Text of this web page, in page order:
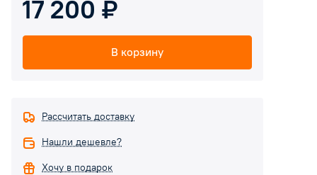
80°C.
Максимальное входное давление: 25 bar. Выходное давление
может быть выставлено от 0,5 до 6 bar. Заводская установка: 3
17 200 ₽
В корзину
Рассчитать доставку
Нашли дешевле?
Хочу в подарок